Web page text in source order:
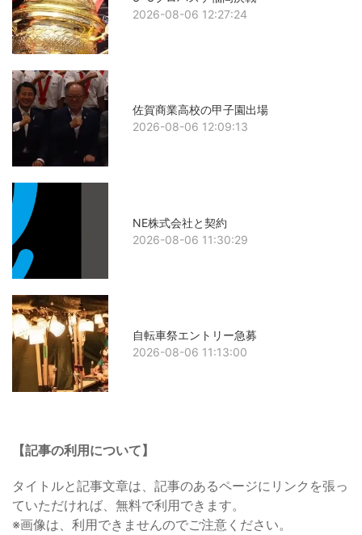
2026-08-06 12:27:24
佐賀商業高校の甲子園出場
2026-08-06 12:09:13
NE株式会社と契約
2026-08-06 11:30:29
自転車祭エントリー急募
2026-08-06 11:13:00
【記事の利用について】
タイトルと記事文章は、記事のあるページにリンクを張っ
ていただければ、無料で利用できます。
※画像は、利用できませんのでご注意ください。